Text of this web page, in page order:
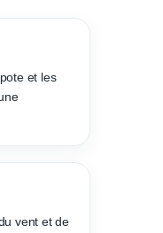
et les
vent et de